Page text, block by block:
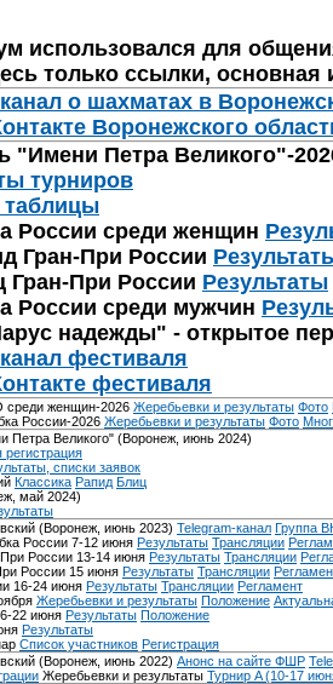
использовался для
только ссылки,
о шахматах в
Воронежского
"Имени Петра Великого"-
турниров
таблицы
России среди женщин
Гран-При России
Гран-При России Результаты
России среди мужчин
надежды" - открытое
фестиваля
фестиваля
женщин-2026 Жеребьевки и результаты Фото
России-2026 Жеребьевки и результаты Фото
Петра Великого" (Воронеж, июнь 2024)
списки заявок
Классика Рапид Блиц
май 2024)
(Воронеж, июнь 2023) Telegram-канал Группа
России 7-12 июня Результаты Трансляции
России 13-14 июня Результаты Трансляции
России 15 июня Результаты Трансляции
16-24 июня Результаты Трансляции Регламент
Жеребьевки и результаты Положение
22 июня Результаты Положение
Результаты
Список участников Регистрация
(Воронеж, июнь 2022) Анонс на сайте ФШР
Жеребьевки и результаты Турнир A (10-17